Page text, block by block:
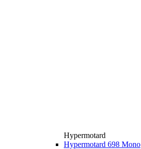
Hypermotard
Hypermotard 698 Mono